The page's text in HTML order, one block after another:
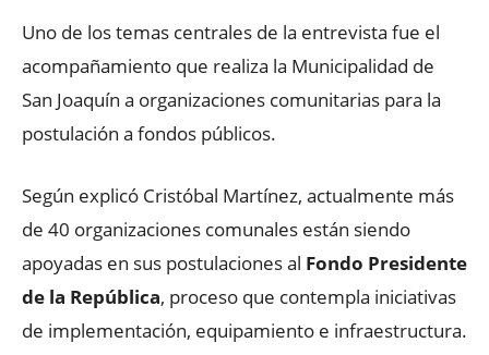
Uno de los temas centrales de la entrevista fue el
acompañamiento que realiza la Municipalidad de
San Joaquín a organizaciones comunitarias para la
postulación a fondos públicos.
Según explicó Cristóbal Martínez, actualmente más
de 40 organizaciones comunales están siendo
apoyadas en sus postulaciones al Fondo Presidente
de la República, proceso que contempla iniciativas
de implementación, equipamiento e infraestructura.